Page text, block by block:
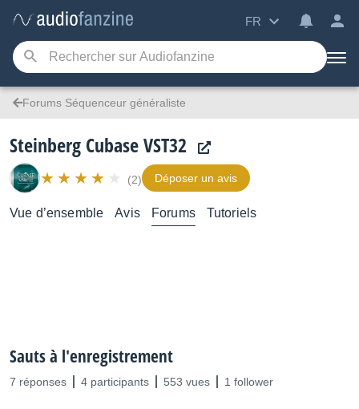
FR
Forums Séquenceur généraliste
Steinberg Cubase VST32
(2) Déposer un avis
Vue d’ensemble Avis Forums Tutoriels
Sauts à l'enregistrement
7 réponses 4 participants 553 vues 1 follower